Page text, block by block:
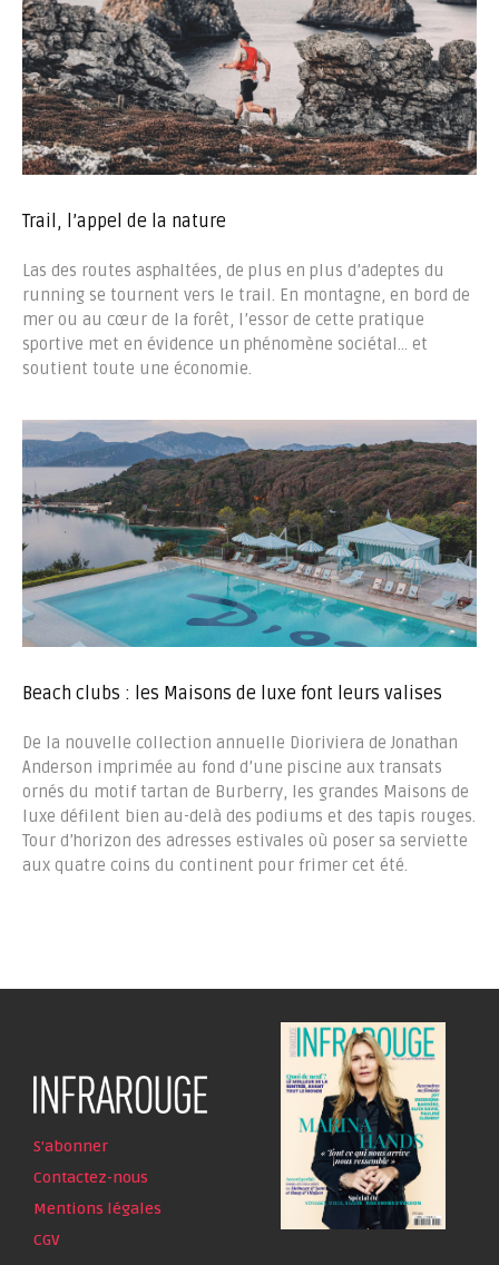
Trail, l’appel de la nature
Las des routes asphaltées, de plus en plus d’adeptes du
running se tournent vers le trail. En montagne, en bord de
mer ou au cœur de la forêt, l’essor de cette pratique
sportive met en évidence un phénomène sociétal… et
soutient toute une économie.
Beach clubs : les Maisons de luxe font leurs valises
De la nouvelle collection annuelle Dioriviera de Jonathan
Anderson imprimée au fond d’une piscine aux transats
ornés du motif tartan de Burberry, les grandes Maisons de
luxe défilent bien au-delà des podiums et des tapis rouges.
Tour d’horizon des adresses estivales où poser sa serviette
aux quatre coins du continent pour frimer cet été.
S'abonner
Contactez-nous
Mentions légales
CGV